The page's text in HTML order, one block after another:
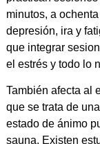
minutos, a
depresión, ira y
que integrar
el estrés y todo lo
También afecta al
que se trata de
estado de ánimo
sauna. Existen